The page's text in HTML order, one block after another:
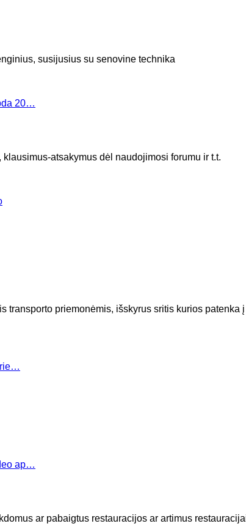
susijusius su senovine technika
20…
atsakymus dėl naudojimosi forumu ir t.t.
priemonėmis, išskyrus sritis kurios patenka
ap…
ar pabaigtus restauracijos ar artimus